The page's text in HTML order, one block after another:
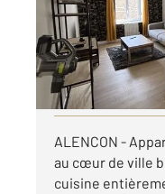
1 080
par mois charges
Visiter le site dédié
ALENCON -
au cœur de ville
cuisine